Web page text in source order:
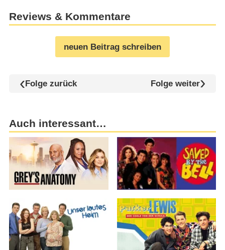
Reviews & Kommentare
neuen Beitrag schreiben
Folge zurück Folge weiter
Auch interessant…